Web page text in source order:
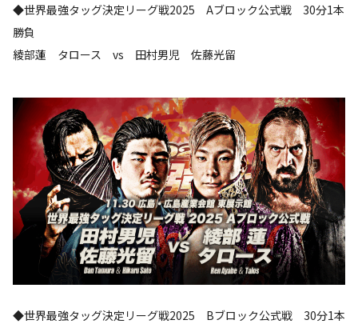
◆世界最強タッグ決定リーグ戦2025 Aブロック公式戦 30分1本
勝負
綾部蓮 タロース vs 田村男児 佐藤光留
◆世界最強タッグ決定リーグ戦2025 Bブロック公式戦 30分1本